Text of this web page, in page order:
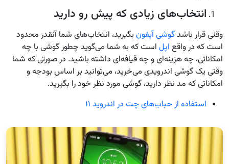
انتخاب‌های زیادی که پیش رو دارید
وقتی قرار باشدگوشی آیفون بگیرید، انتخاب‌های شما آنقدر محدود
است که در واقع اپل است که به شما می‌گوید چطور گوشی با چه
امکاناتی، چه هزینه‌ای و چه قیافه‌ای داشته باشید. در صورتی که شما
وقتی یک گوشی اندرویدی می‌خرید، می‌توانید بر اساس بودجه و
امکاناتی که مد نظر دارید، گوشی مورد نظر خود را بگیرید.
استفاده از حباب‌های چت در اندروید ۱۱